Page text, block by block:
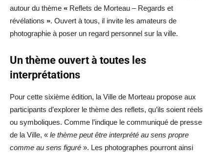
autour du thème « Reflets de Morteau – Regards et
révélations ». Ouvert à tous, il invite les amateurs de
photographie à poser un regard personnel sur la ville.
Un thème ouvert à toutes les
interprétations
Pour cette sixième édition, la Ville de Morteau propose aux
participants d’explorer le thème des reflets, qu’ils soient réels
ou symboliques. Comme l’indique le communiqué de presse
de la Ville, « le thème peut être interprété au sens propre
comme au sens figuré ». Les photographes pourront ainsi